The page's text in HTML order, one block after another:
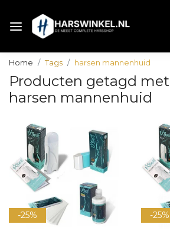
Home Tags harsen mannenhuid
Producten getagd met
harsen mannenhuid
-25% -25%